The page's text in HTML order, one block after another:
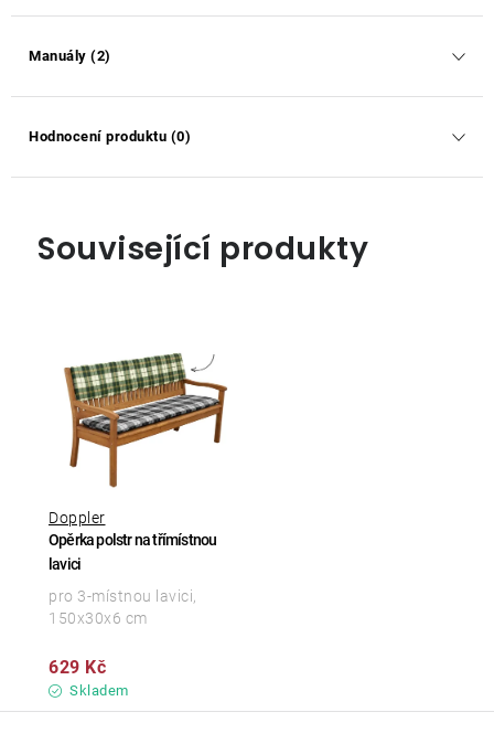
Manuály (2)
Hodnocení produktu (0)
Související produkty
Opěrka polstr na třímístnou
lavici
Doppler
Skladem
629 Kč
pro 3-místnou lavici,
150x30x6 cm